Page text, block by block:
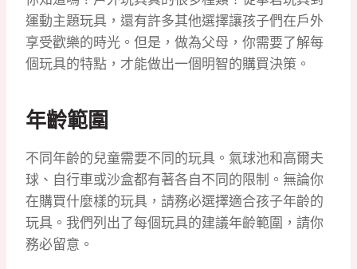
運動主題玩具，還有許多其他選擇讓孩子們在戶外
享受歡樂的時光。但是，做為父母，你需要了解每
個玩具的特點，才能做出一個明智的購買決策。
年齡範圍
不同年齡的兒童需要不同的玩具。氣球池和高爾夫
球、自行車或沙盒都有著各自不同的限制。無論你
在購買什麼樣的玩具，請務必選擇適合孩子年齡的
玩具。我們列出了每個玩具的建議年齡範圍，請你
務必留意。